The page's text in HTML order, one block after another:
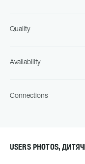
Quality
Availability
Connections
USERS PHOTOS,